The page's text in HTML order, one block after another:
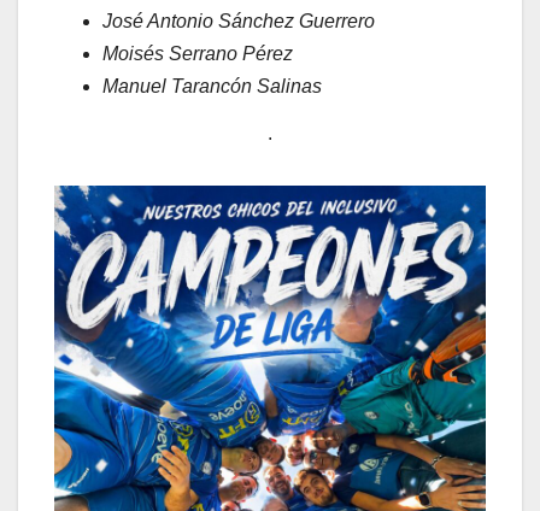
José Antonio Sánchez Guerrero
Moisés Serrano Pérez
Manuel Tarancón Salinas
.